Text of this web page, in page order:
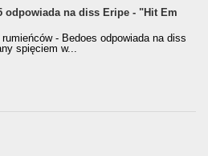
odpowiada na diss Eripe - "Hit Em
rumieńców - Bedoes odpowiada na diss
spięciem w...